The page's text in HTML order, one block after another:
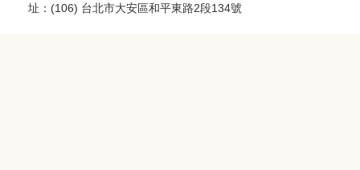
址：(106) 台北市大安區和平東路2段134號